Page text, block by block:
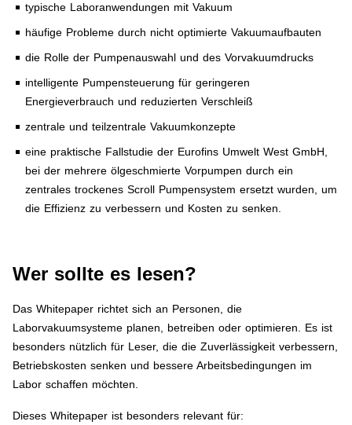
typische Laboranwendungen mit Vakuum
häufige Probleme durch nicht optimierte Vakuumaufbauten
die Rolle der Pumpenauswahl und des Vorvakuumdrucks
intelligente Pumpensteuerung für geringeren
Energieverbrauch und reduzierten Verschleiß
zentrale und teilzentrale Vakuumkonzepte
eine praktische Fallstudie der Eurofins Umwelt West GmbH,
bei der mehrere ölgeschmierte Vorpumpen durch ein
zentrales trockenes Scroll Pumpensystem ersetzt wurden, um
die Effizienz zu verbessern und Kosten zu senken.
Wer sollte es lesen?
Das Whitepaper richtet sich an Personen, die
Laborvakuumsysteme planen, betreiben oder optimieren. Es ist
besonders nützlich für Leser, die die Zuverlässigkeit verbessern,
Betriebskosten senken und bessere Arbeitsbedingungen im
Labor schaffen möchten.
Dieses Whitepaper ist besonders relevant für: